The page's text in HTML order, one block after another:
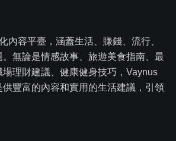
內容平臺，涵蓋生活、賺錢、流行、
無論是情感故事、旅遊美食指南、最
理財建議、健康健身技巧，Vaynus
豐富的內容和實用的生活建議，引領